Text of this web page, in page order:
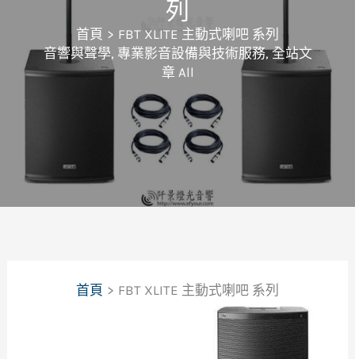
列
首頁
FBT XLITE 主動式喇吧 系列
音響與聲學, 專業影音設備與技術服務,全站文
章 All
首頁 FBT XLITE 主動式喇吧 系列